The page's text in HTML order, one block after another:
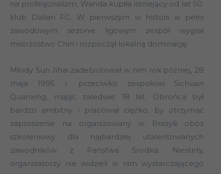
na profesjonalizm, Wanda kupiła istniejący od lat 50.
klub Dalian FC. W pierwszym w historii w pełni
zawodowym sezonie ligowym zespół wygrał
mistrzostwo Chin i rozpoczął lokalną dominację.
Młody Sun Jihai zadebiutował w nim rok później, 28
maja 1995 r. przeciwko zespołowi Sichuan
Quanxing, mając zaledwie 18 lat. Obrońca był
bardzo ambitny i pracował ciężko, by otrzymać
zaproszenie na organizowany w Brazylii obóz
szkoleniowy dla najbardziej utalentowanych
zawodników z Państwa Środka. Niestety,
organizatorzy nie widzieli w nim wystarczającego